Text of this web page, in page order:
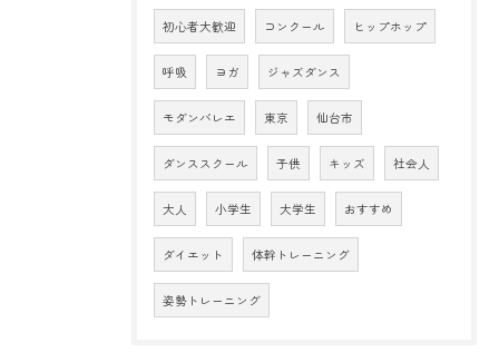
初心者大歓迎 コンクール ヒップホップ
呼吸 ヨガ ジャズダンス
モダンバレエ 東京 仙台市
ダンススクール 子供 キッズ 社会人
大人 小学生 大学生 おすすめ
ダイエット 体幹トレーニング
姿勢トレーニング